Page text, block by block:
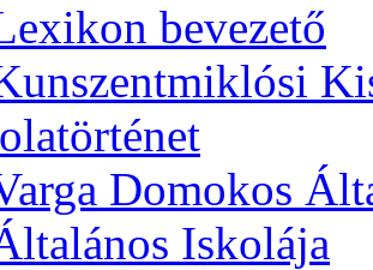
bevezető
Domokos
Iskolája